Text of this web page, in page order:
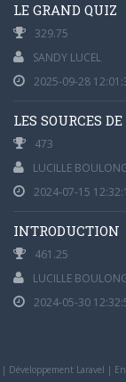
LE GRAND QUIZ
329.75
SANDY LUCEL
2025-09-28
LES SOURCES
473
LUCILLE
2024-07-15
INTRODUCTION
461.25
LUCILLE
2024-05-30
| Développement Laravel |